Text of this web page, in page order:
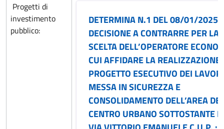
Progetti di
investimento
pubblico:
DETERMINA N.1 DEL 08/01/2025
DECISIONE A CONTRARRE PER LA
SCELTA DELL’OPERATORE
CUI AFFIDARE LA REALIZZAZIONE
PROGETTO ESECUTIVO DEI
MESSA IN SICUREZZA E
CONSOLIDAMENTO DELL’AREA
CENTRO URBANO SOTTOSTANTE